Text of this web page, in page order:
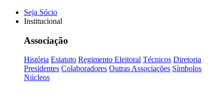
Seja Sócio
Institucional
Associação
História Estatuto Regimento Eleitoral Técnicos Diretoria
Presidentes Colaboradores Outras Associações Símbolos
Núcleos